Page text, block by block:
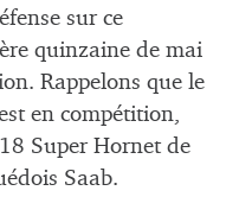
sur ce
quinzaine de mai
Rappelons que le
en compétition,
Super Hornet de
Saab.